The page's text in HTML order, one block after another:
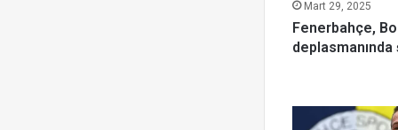
Mart 29, 2025
Fenerbahçe,
deplasmanında